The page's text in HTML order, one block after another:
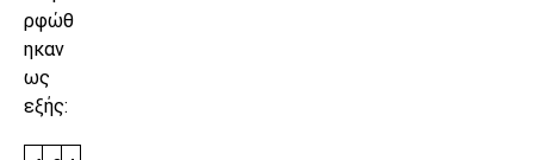
ρφώθ
ηκαν
ως
εξής: